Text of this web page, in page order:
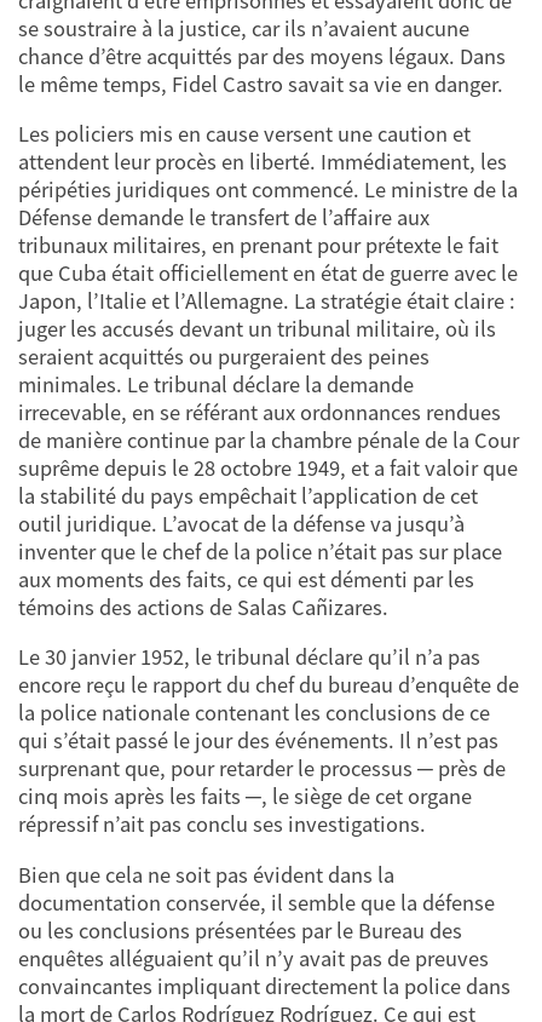
se soustraire à la justice, car ils n’avaient aucune
chance d’être acquittés par des moyens légaux. Dans
le même temps, Fidel Castro savait sa vie en danger.
Les policiers mis en cause versent une caution et
attendent leur procès en liberté. Immédiatement, les
péripéties juridiques ont commencé. Le ministre de la
Défense demande le transfert de l’affaire aux
tribunaux militaires, en prenant pour prétexte le fait
que Cuba était officiellement en état de guerre avec le
Japon, l’Italie et l’Allemagne. La stratégie était claire :
juger les accusés devant un tribunal militaire, où ils
seraient acquittés ou purgeraient des peines
minimales. Le tribunal déclare la demande
irrecevable, en se référant aux ordonnances rendues
de manière continue par la chambre pénale de la Cour
suprême depuis le 28 octobre 1949, et a fait valoir que
la stabilité du pays empêchait l’application de cet
outil juridique. L’avocat de la défense va jusqu’à
inventer que le chef de la police n’était pas sur place
aux moments des faits, ce qui est démenti par les
témoins des actions de Salas Cañizares.
Le 30 janvier 1952, le tribunal déclare qu’il n’a pas
encore reçu le rapport du chef du bureau d’enquête de
la police nationale contenant les conclusions de ce
qui s’était passé le jour des événements. Il n’est pas
surprenant que, pour retarder le processus ─ près de
cinq mois après les faits ─, le siège de cet organe
répressif n’ait pas conclu ses investigations.
Bien que cela ne soit pas évident dans la
documentation conservée, il semble que la défense
ou les conclusions présentées par le Bureau des
enquêtes alléguaient qu’il n’y avait pas de preuves
convaincantes impliquant directement la police dans
la mort de Carlos Rodríguez Rodríguez. Ce qui est